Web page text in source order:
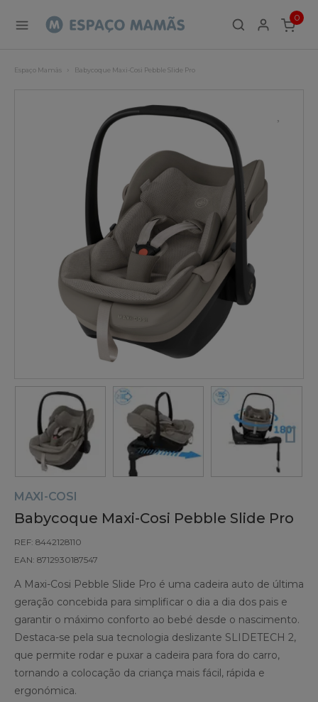
0
ITEMS
Espaço Mamãs Babycoque Maxi-Cosi Pebble Slide Pro
MAXI-COSI
Babycoque Maxi-Cosi Pebble Slide Pro
REF: 8442128110
EAN: 8712930187547
A Maxi-Cosi Pebble Slide Pro é uma cadeira auto de última
geração concebida para simplificar o dia a dia dos pais e
garantir o máximo conforto ao bebé desde o nascimento.
Destaca-se pela sua tecnologia deslizante SLIDETECH 2,
que permite rodar e puxar a cadeira para fora do carro,
tornando a colocação da criança mais fácil, rápida e
ergonómica.